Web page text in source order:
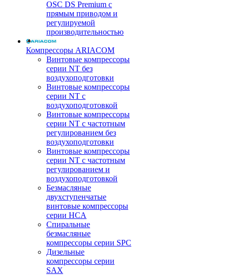
OSC DS Premium с
прямым приводом и
регулируемой
производительностью
Компрессоры ARIACOM
Винтовые компрессоры
серии NT без
воздухоподготовки
Винтовые компрессоры
серии NT c
воздухоподготовкой
Винтовые компрессоры
серии NT с частотным
регулированием без
воздухоподготовки
Винтовые компрессоры
серии NT с частотным
регулированием и
воздухоподготовкой
Безмасляные
двухступенчатые
винтовые компрессоры
серии HCA
Спиральные
безмасляные
компрессоры серии SPC
Дизельные
компрессоры серии
SAX